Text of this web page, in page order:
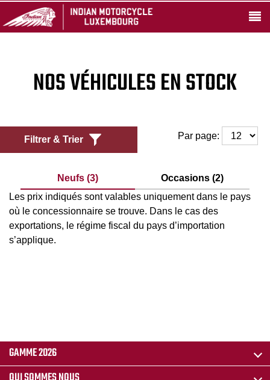
NOS VÉHICULES EN STOCK
Filtrer & Trier Par page:
Neufs (3)
Occasions (2)
Les prix indiqués sont valables uniquement dans le pays
où le concessionnaire se trouve. Dans le cas des
exportations, le régime fiscal du pays d’importation
s’applique.
GAMME 2026